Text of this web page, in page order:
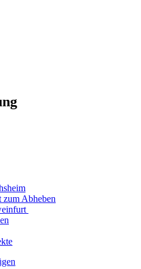
zum Abheben